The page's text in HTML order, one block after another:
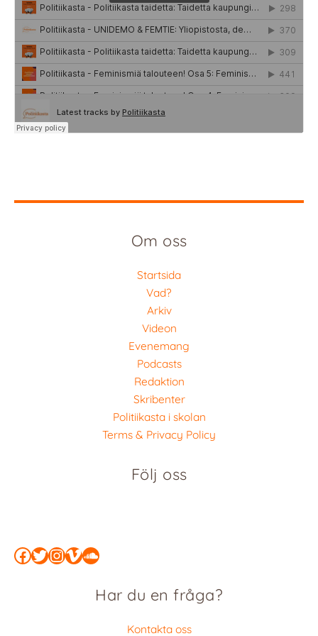
Om oss
Startsida
Vad?
Arkiv
Videon
Evenemang
Podcasts
Redaktion
Skribenter
Politiikasta i skolan
Terms & Privacy Policy
Följ oss
Facebook
Twitter
Instagram
Vimeo
SoundCloud
Har du en fråga?
Kontakta oss